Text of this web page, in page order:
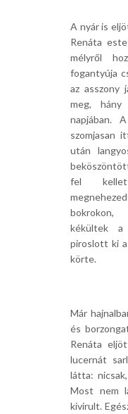
A nyár is
Renáta
mélyről
fogantyúja
az asszony
meg,
napjában.
szomjasan
után
fel
bokrokon,
kékültek a
piroslott ki
körte.
Már
és
Renáta
lucernát
látta:
Most nem
kivirult.